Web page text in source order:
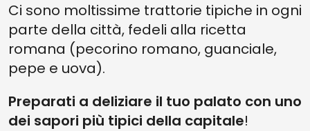
Ci sono moltissime trattorie tipiche in ogni
parte della città, fedeli alla ricetta
romana (pecorino romano, guanciale,
pepe e uova).
Preparati a deliziare il tuo palato con uno
dei sapori più tipici della capitale!